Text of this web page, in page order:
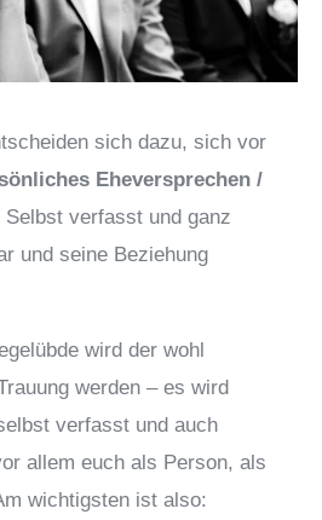
sich dazu, sich vor
Eheversprechen /
Selbst verfasst und ganz
und seine Beziehung
wird der wohl
werden – es wird
verfasst und auch
allem euch als Person, als
wichtigsten ist also: